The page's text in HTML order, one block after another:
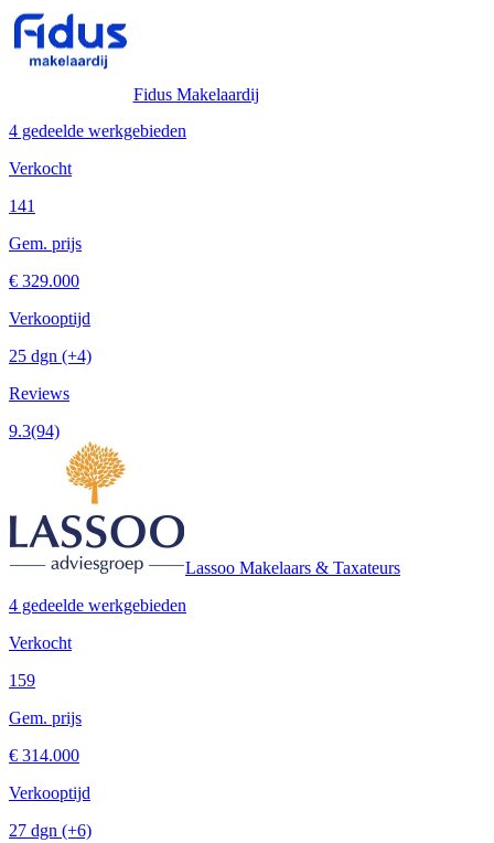
Fidus Makelaardij
4 gedeelde werkgebieden
Verkocht
141
Gem. prijs
€ 329.000
Verkooptijd
25 dgn (+4)
Reviews
9.3(94)
Lassoo Makelaars & Taxateurs
4 gedeelde werkgebieden
Verkocht
159
Gem. prijs
€ 314.000
Verkooptijd
27 dgn (+6)